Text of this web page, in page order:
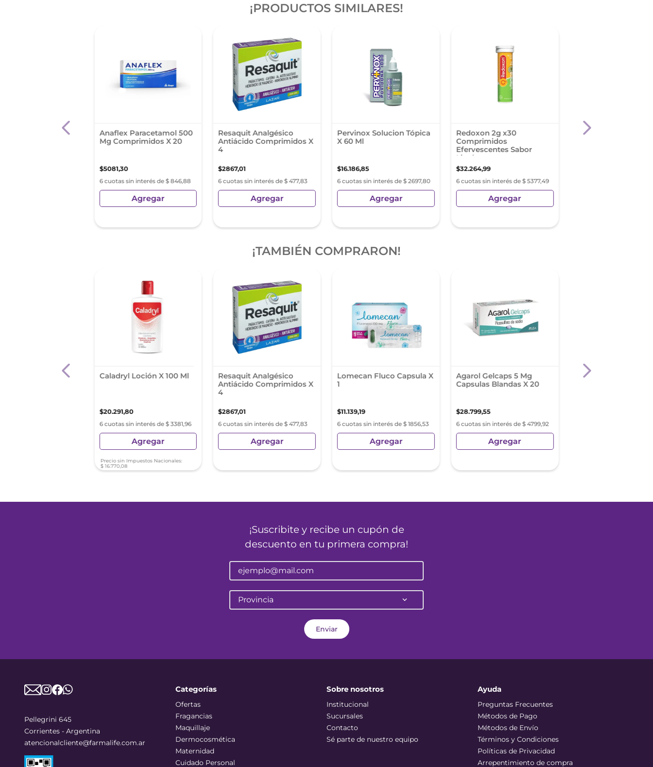
¡PRODUCTOS SIMILARES!
Propoleo 10
Anaflex Paracetamol 500
Mg Comprimidos X 20
$5081,30
6 cuotas sin interés de $ 846,88
Agregar
Resaquit Analgésico
Antiácido Comprimidos X
4
$2867,01
6 cuotas sin interés de $ 477,83
Agregar
Pervinox Solucion Tópica
X 60 Ml
$16.186,85
6 cuotas sin interés de $ 2697,80
Agregar
Redoxon 2g x30
Comprimidos
Efervescentes Sabor
Limón
$32.264,99
6 cuotas sin interés de $ 5377,49
Agregar
Ibupirac Fem
¡TAMBIÉN COMPRARON!
Caladryl Loción X 100 Ml
$20.291,80
6 cuotas sin interés de $ 3381,96
Agregar
Precio sin Impuestos Nacionales:
$ 16.770,08
Resaquit Analgésico
Antiácido Comprimidos X
4
$2867,01
6 cuotas sin interés de $ 477,83
Agregar
Lomecan Fluco Capsula X
1
$11.139,19
6 cuotas sin interés de $ 1856,53
Agregar
Agarol Gelcaps 5 Mg
Capsulas Blandas X 20
$28.799,55
6 cuotas sin interés de $ 4799,92
Agregar
Atomo Arnica Pote
¡Suscribite y recibe un cupón de
descuento en tu primera compra!
Provincia
Enviar
Pellegrini 645
Corrientes - Argentina
atencionalcliente@farmalife.com.ar
Categorías
Ofertas
Fragancias
Maquillaje
Dermocosmética
Maternidad
Cuidado Personal
Sobre nosotros
Institucional
Sucursales
Contacto
Sé parte de nuestro equipo
Ayuda
Preguntas Frecuentes
Métodos de Pago
Métodos de Envío
Términos y Condiciones
Políticas de Privacidad
Arrepentimiento de compra